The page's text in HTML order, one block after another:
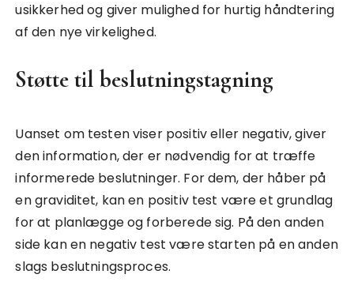
usikkerhed og giver mulighed for hurtig håndtering
af den nye virkelighed.
Støtte til beslutningstagning
Uanset om testen viser positiv eller negativ, giver
den information, der er nødvendig for at træffe
informerede beslutninger. For dem, der håber på
en graviditet, kan en positiv test være et grundlag
for at planlægge og forberede sig. På den anden
side kan en negativ test være starten på en anden
slags beslutningsproces.